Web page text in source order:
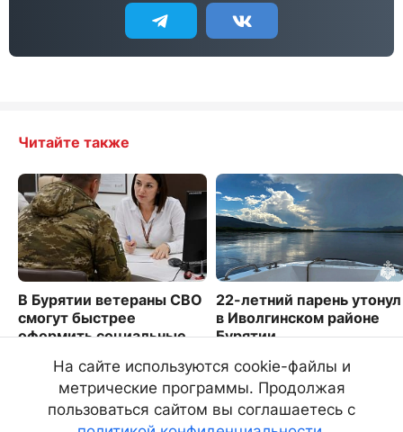
Читайте также
В Бурятии ветераны СВО
смогут быстрее
оформить социальные
22-летний парень утонул
в Иволгинском районе
Бурятии
2157
На сайте используются cookie-файлы и
метрические программы. Продолжая
пользоваться сайтом вы соглашаетесь с